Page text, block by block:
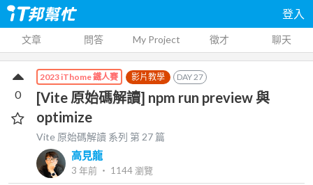
登入
文章 問答 My Project 徵才 聊天
2023 iThome 鐵人賽 影片教學 DAY27
[Vite 原始碼解讀] npm run preview 與
optimize
Vite 原始碼解讀 系列 第27 篇
高見龍
3 年前 ‧ 1144瀏覽
0